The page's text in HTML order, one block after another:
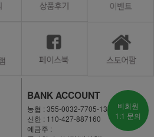
BANK ACCOUNT
농협 : 355-0032-7705-13
신한 : 110-427-887160
예금주 :
비회원
1:1 문의